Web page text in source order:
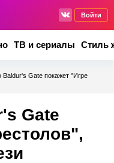
Войти
ТВ и сериалы Стиль
Baldur's Gate покажет "Игре
Gate